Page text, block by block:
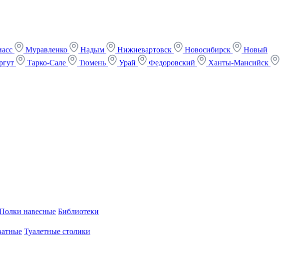
Муравленко Надым Нижневартовск Новосибирск
Новый
Тарко-Сале Тюмень Урай Федоровский
Ханты-Мансийск
навесные Библиотеки
Туалетные столики